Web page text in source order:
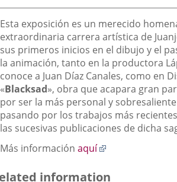
Descripción
Esta exposición es un merecido
extraordinaria carrera artística de
sus primeros inicios en el dibujo y el
la animación, tanto en la productora
conoce a Juan Díaz Canales, como en
«Blacksad», obra que acapara gran
por ser la más personal y
pasando por los trabajos más
las sucesivas publicaciones de dicha
Más información aquí
una
information